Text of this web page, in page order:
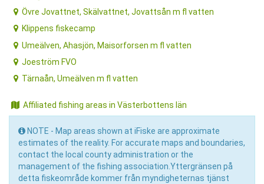
Övre Jovattnet, Skälvattnet, Jovattsån m fl vatten
Klippens fiskecamp
Umeälven, Ahasjön, Maisorforsen m fl vatten
Joeström FVO
Tärnaån, Umeälven m fl vatten
Affiliated fishing areas in Västerbottens län
NOTE - Map areas shown at iFiske are approximate
estimates of the reality. For accurate maps and boundaries,
contact the local county administration or the
management of the fishing association.Yttergränsen på
detta fiskeområde kommer från myndigheternas tjänst